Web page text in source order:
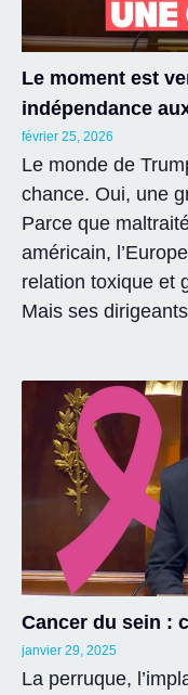
Le moment est
indépendance
février 25, 2026
Le monde de
chance. Oui, une
Parce que
américain,
relation toxique et
Mais ses
Cancer du sein :
janvier 29, 2025
La perruque,